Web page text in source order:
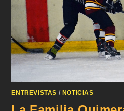
ENTREVISTAS / NOTICIAS